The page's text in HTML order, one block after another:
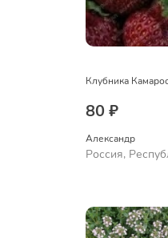
Клубника
80 ₽
Александр
Россия,